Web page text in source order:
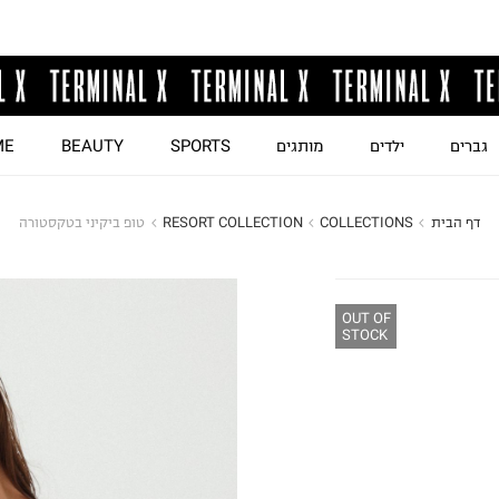
גברים ילדים מותגים SPORTS
BEAUTY
דף הבית COLLECTIONS
RESORT COLLECTION טופ ביקיני בטקסטורה
OUT OF
STOCK